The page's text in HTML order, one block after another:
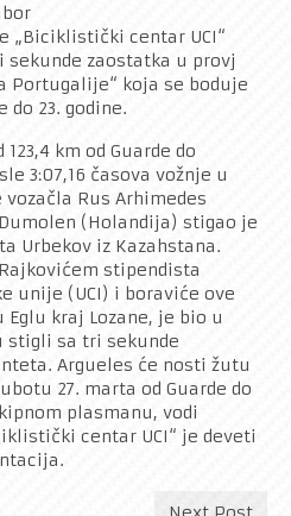
„Biciklistički centar UCI“
sekunde zaostatka u provj
Portugalije“ koja se boduje
23. godine.
km od Guarde do
3:07,16 časova vožnje u
Rus Arhimedes
(Holandija) stigao je
Urbekov iz Kazahstana.
stipendista
unije (UCI) i boraviće ove
kraj Lozane, je bio u
stigli sa tri sekunde
Argueles će nosti žutu
27. marta od Guarde do
plasmanu, vodi
centar UCI“ je deveti